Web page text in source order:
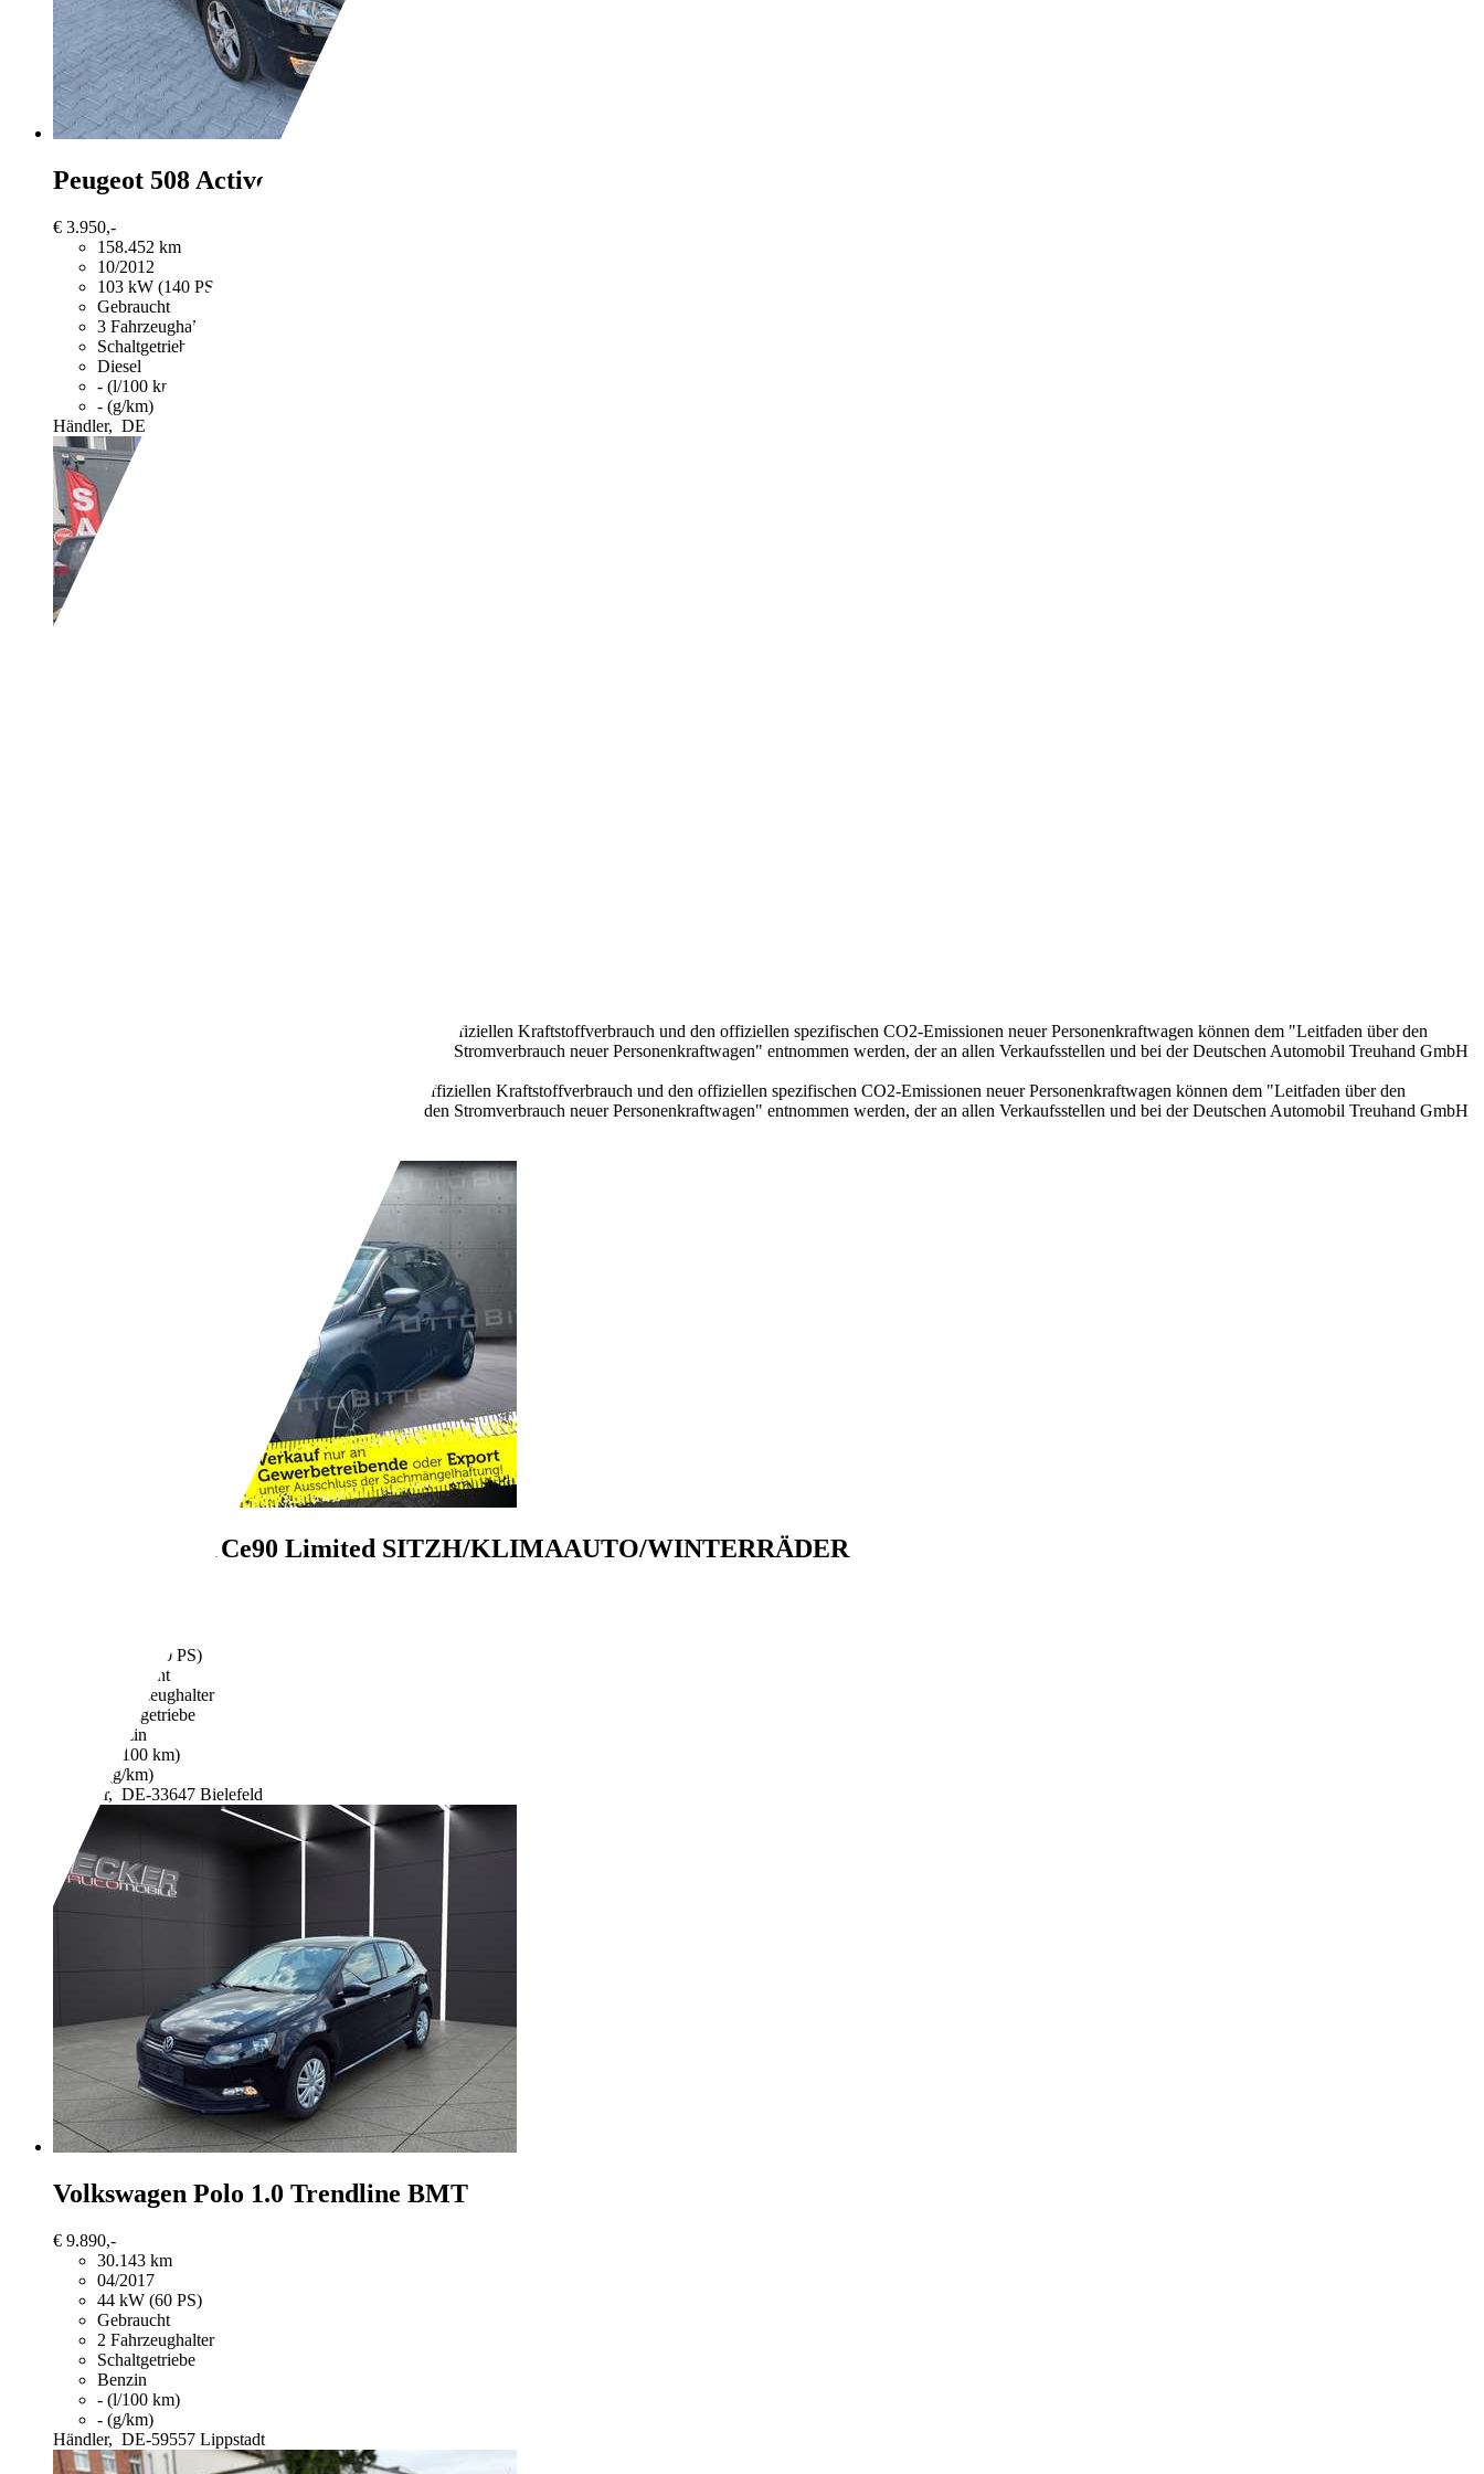
Peugeot 508 Active *Pano*Navi*Zanriemen gewech.*
€ 3.950,-
158.452 km
10/2012
103 kW (140 PS)
Gebraucht
3 Fahrzeughalter
Schaltgetriebe
Diesel
- (l/100 km)
- (g/km)
Händler, DE-59077 Hamm
Weitere Informationen zum offiziellen Kraftstoffverbrauch und den offiziellen spezifischen CO2-Emissionen neuer Personenkraftwagen können dem "Leitfaden über den
Kraftstoffverbrauch, die CO2-Emissionen und den Stromverbrauch neuer Personenkraftwagen" entnommen werden, der an allen Verkaufsstellen und bei der Deutschen Automobil Treuhand GmbH
Weitere Informationen zum offiziellen Kraftstoffverbrauch und den offiziellen spezifischen CO2-Emissionen neuer Personenkraftwagen können dem "Leitfaden über den
Kraftstoffverbrauch, die CO2-Emissionen und den Stromverbrauch neuer Personenkraftwagen" entnommen werden, der an allen Verkaufsstellen und bei der Deutschen Automobil Treuhand GmbH
TCe90 Limited SITZH/KLIMAAUTO/WINTERRÄDER
66 kW (90 PS)
Gebraucht
2 Fahrzeughalter
Schaltgetriebe
Benzin
- (l/100 km)
- (g/km)
Händler, DE-33647 Bielefeld
Volkswagen Polo 1.0 Trendline BMT
€ 9.890,-
30.143 km
04/2017
44 kW (60 PS)
Gebraucht
2 Fahrzeughalter
Schaltgetriebe
Benzin
- (l/100 km)
- (g/km)
Händler, DE-59557 Lippstadt